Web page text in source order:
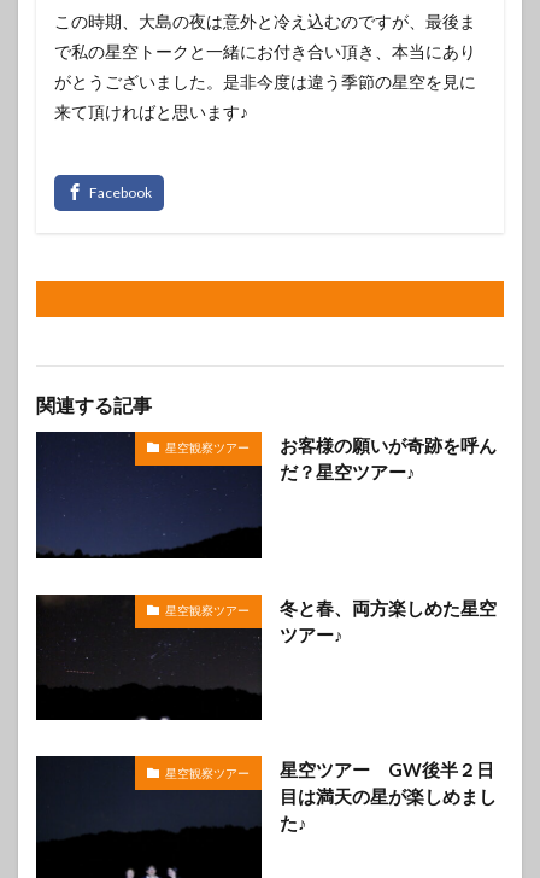
この時期、大島の夜は意外と冷え込むのですが、最後ま
で私の星空トークと一緒にお付き合い頂き、本当にあり
がとうございました。是非今度は違う季節の星空を見に
来て頂ければと思います♪
関連する記事
星空観察ツアー
お客様の願いが奇跡を呼ん
だ？星空ツアー♪
星空観察ツアー
冬と春、両方楽しめた星空
ツアー♪
星空観察ツアー
星空ツアー GW後半２日
目は満天の星が楽しめまし
た♪